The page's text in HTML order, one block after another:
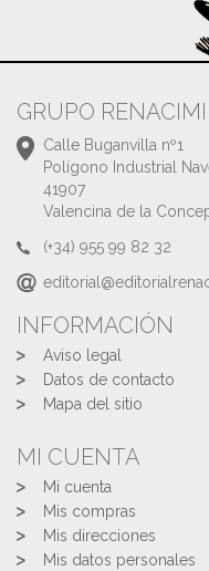
GRUPO
Calle Buganvilla nº1
Polígono Industrial
41907
Valencina de la
(+34) 955 99 82 32
INFORMACIÓN
Aviso legal
Datos de contacto
Mapa del sitio
MI CUENTA
Mi cuenta
Mis compras
Mis direcciones
Mis datos personales